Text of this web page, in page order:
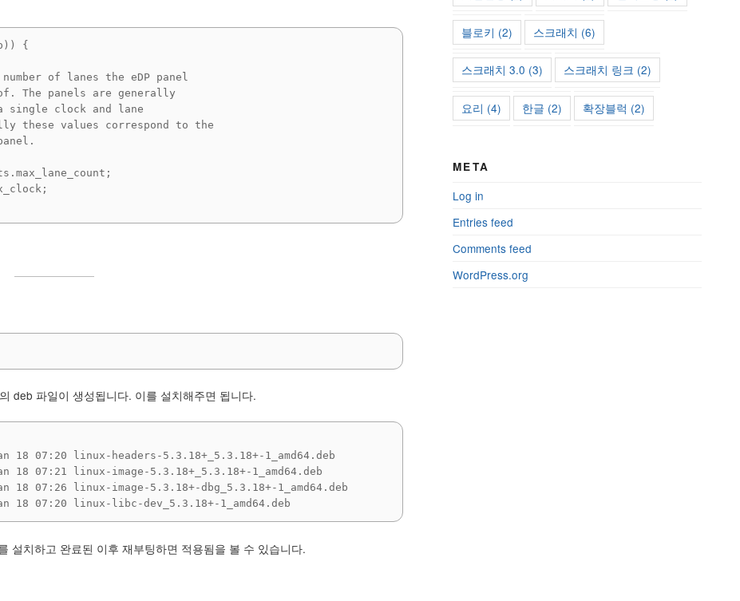
deb 파일이 생성됩니다. 이를 설치해주면 됩니다.
18 07:20 linux-headers-5.3.18+_5.3.18+-1_amd64.deb
18 07:21 linux-image-5.3.18+_5.3.18+-1_amd64.deb
18 07:26 linux-image-5.3.18+-dbg_5.3.18+-1_amd64.deb
설치하고 완료된 이후 재부팅하면 적용됨을 볼 수 있습니다.
블로키 (2) 스크래치 (6)
스크래치 3.0 (3) 스크래치 링크 (2)
요리 (4) 한글 (2) 확장블럭 (2)
META
Log in
Entries feed
Comments feed
WordPress.org